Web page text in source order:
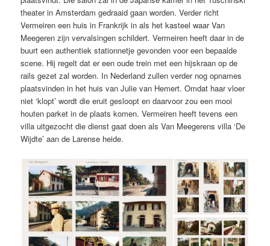
theater in Amsterdam gedraaid gaan worden. Verder richt
Vermeiren een huis in Frankrijk in als het kasteel waar Van
Meegeren zijn vervalsingen schildert. Vermeiren heeft daar in de
buurt een authentiek stationnetje gevonden voor een bepaalde
scene. Hij regelt dat er een oude trein met een hijskraan op de
rails gezet zal worden. In Nederland zullen verder nog opnames
plaatsvinden in het huis van Julie van Hemert. Omdat haar vloer
niet ‘klopt’ wordt die eruit gesloopt en daarvoor zou een mooi
houten parket in de plaats komen. Vermeiren heeft tevens een
villa uitgezocht die dienst gaat doen als Van Meegerens villa ‘De
Wijdte’ aan de Larense heide.